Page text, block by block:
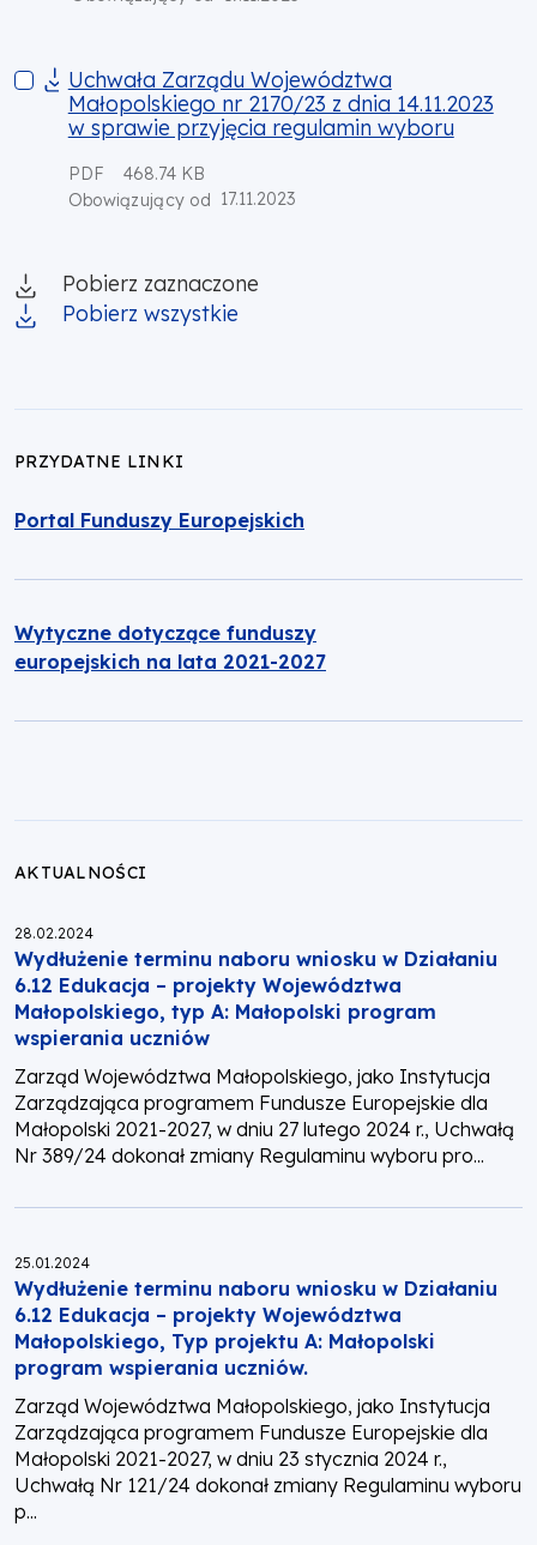
Uchwała Zarządu Województwa Małopolskiego nr 2170/23
Uchwała Zarządu Województwa
Małopolskiego nr 2170/23 z dnia 14.11.2023
w sprawie przyjęcia regulamin wyboru
PDF
468.74 KB
Obowiązujący od 17.11.2023
Pobierz zaznaczone
Pobierz wszystkie
PRZYDATNE LINKI
Portal Funduszy Europejskich
Wytyczne dotyczące funduszy
europejskich na lata 2021-2027
AKTUALNOŚCI
Opublikowano:
28.02.2024
Wydłużenie terminu naboru wniosku w Działaniu
6.12 Edukacja – projekty Województwa
Małopolskiego, typ A: Małopolski program
wspierania uczniów
Zarząd Województwa Małopolskiego, jako Instytucja
Zarządzająca programem Fundusze Europejskie dla
Małopolski 2021-2027, w dniu 27 lutego 2024 r., Uchwałą
Nr 389/24 dokonał zmiany Regulaminu wyboru pro...
Opublikowano:
25.01.2024
Wydłużenie terminu naboru wniosku w Działaniu
6.12 Edukacja – projekty Województwa
Małopolskiego, Typ projektu A: Małopolski
program wspierania uczniów.
Zarząd Województwa Małopolskiego, jako Instytucja
Zarządzająca programem Fundusze Europejskie dla
Małopolski 2021-2027, w dniu 23 stycznia 2024 r.,
Uchwałą Nr 121/24 dokonał zmiany Regulaminu wyboru
p...